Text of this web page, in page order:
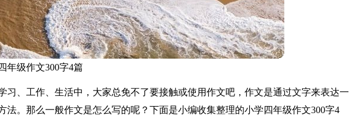
年级作文300字4篇
习、工作、生活中，大家总免不了要接触或使用作文吧，作文是通过文字来表达一
法。那么一般作文是怎么写的呢？下面是小编收集整理的小学四年级作文300字4